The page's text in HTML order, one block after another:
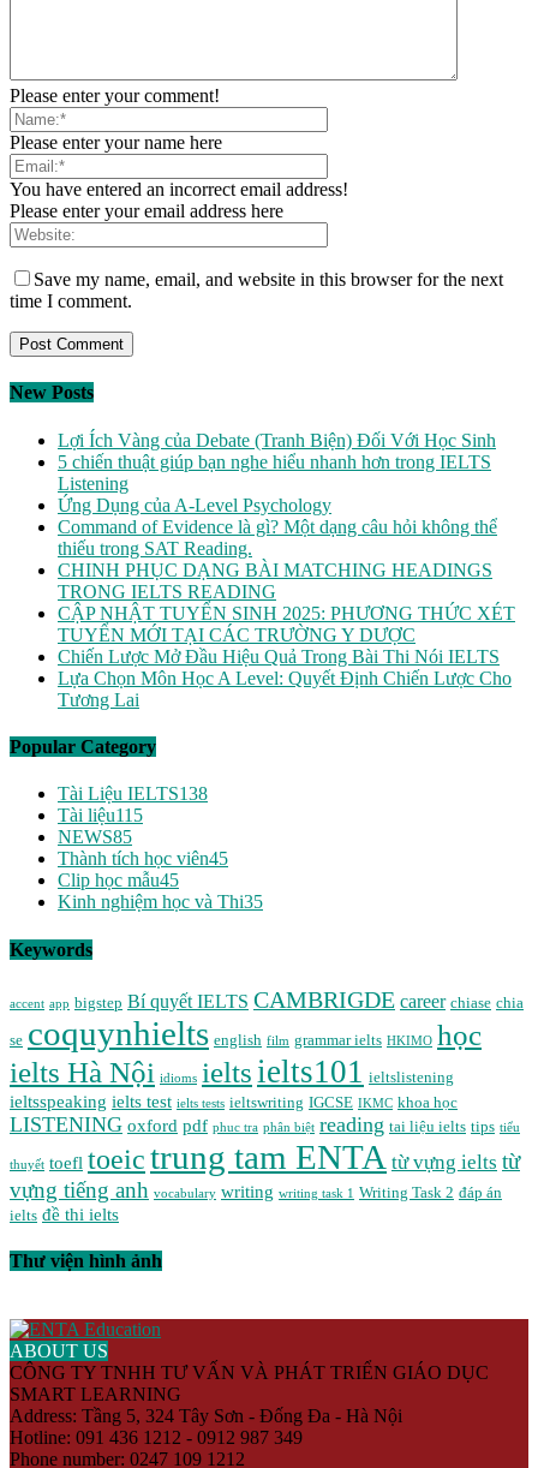
Please enter your comment!
Please enter your name here
You have entered an incorrect email address!
Please enter your email address here
Save my name, email, and website in this browser for the next
time I comment.
New Posts
Lợi Ích Vàng của Debate (Tranh Biện) Đối Với Học Sinh
5 chiến thuật giúp bạn nghe hiểu nhanh hơn trong IELTS
Listening
Ứng Dụng của A-Level Psychology
Command of Evidence là gì? Một dạng câu hỏi không thể
thiếu trong SAT Reading.
CHINH PHỤC DẠNG BÀI MATCHING HEADINGS
TRONG IELTS READING
CẬP NHẬT TUYỂN SINH 2025: PHƯƠNG THỨC XÉT
TUYỂN MỚI TẠI CÁC TRƯỜNG Y DƯỢC
Chiến Lược Mở Đầu Hiệu Quả Trong Bài Thi Nói IELTS
Lựa Chọn Môn Học A Level: Quyết Định Chiến Lược Cho
Tương Lai
Popular Category
Tài Liệu IELTS138
Tài liệu115
NEWS85
Thành tích học viên45
Clip học mẫu45
Kinh nghiệm học và Thi35
Keywords
accent app bigstep Bí quyết IELTS CAMBRIGDE career chiase chia
se coquynhielts english film grammar ielts HKIMO học
ielts Hà Nội idioms ielts ielts101 ieltslistening
ieltsspeaking ielts test ielts tests ieltswriting IGCSE IKMC khoa học
LISTENING oxford pdf phuc tra phân biệt reading tai liệu ielts tips tiểu
thuyết toefl toeictrung tam ENTA từ vựng ielts từ
vựng tiếng anh vocabulary writing writing task 1 Writing Task 2 đáp án
ielts đề thi ielts
Thư viện hình ảnh
ABOUT US
CÔNG TY TNHH TƯ VẤN VÀ PHÁT TRIỂN GIÁO DỤC
SMART LEARNING
Address: Tầng 5, 324 Tây Sơn - Đống Đa - Hà Nội
Hotline: 091 436 1212 - 0912 987 349
Phone number: 0247 109 1212